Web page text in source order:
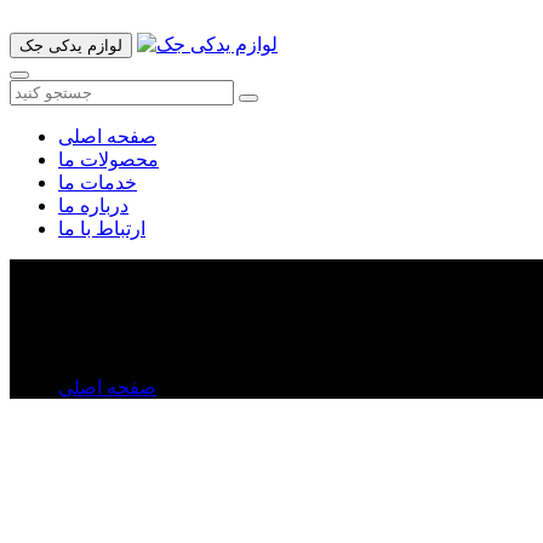
لوازم یدکی جک
صفحه اصلی
محصولات ما
خدمات ما
درباره ما
ارتباط با ما
صفحه اصلی